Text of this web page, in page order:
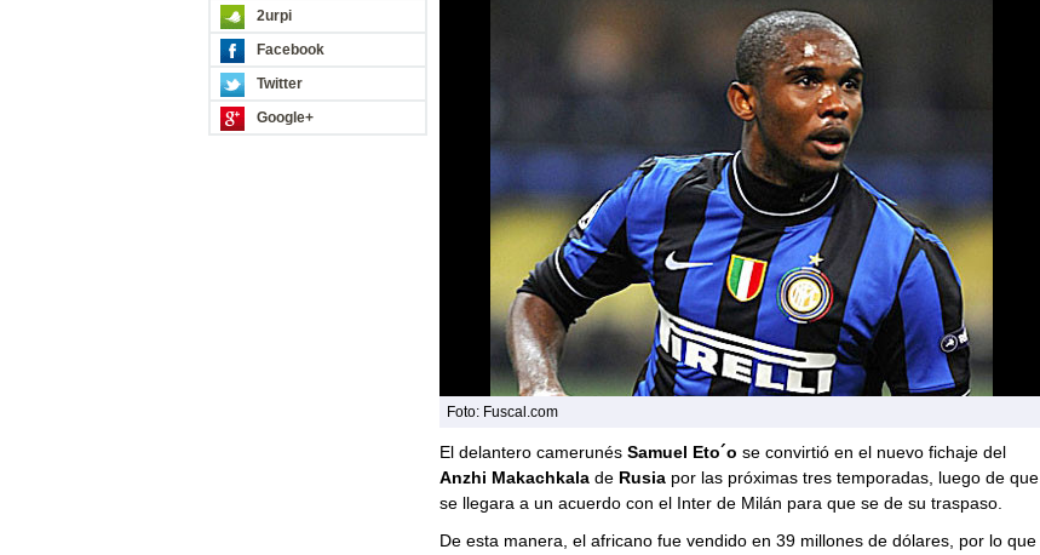
2urpi
Facebook
Twitter
Google+
Foto: Fuscal.com
El delantero camerunés Samuel Eto´o se convirtió en el nuevo fichaje del
Anzhi Makachkalade Rusia por las próximas tres temporadas, luego de que
se llegara a un acuerdo con el Inter de Milán para que se de su traspaso.
De esta manera, el africano fue vendido en 39 millones de dólares, por lo que